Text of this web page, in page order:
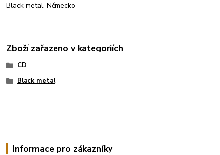
Black metal. Německo
Zboží zařazeno v kategoriích
CD
Black metal
Informace pro zákazníky